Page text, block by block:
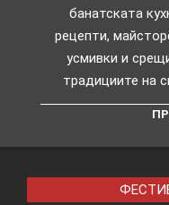
банатската
рецепти,
усмивки и
традициите на